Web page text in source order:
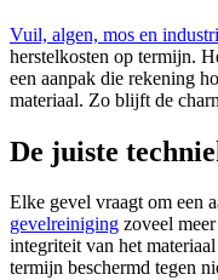
Vuil, algen, mos en
herstelkosten op termijn.
een aanpak die rekening
materiaal. Zo blijft de
De juiste
Elke gevel vraagt om een
gevelreiniging zoveel
integriteit van het
termijn beschermd tegen